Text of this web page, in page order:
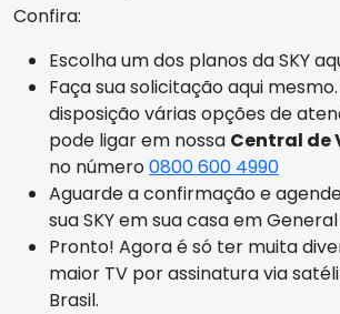
Confira:
Escolha um dos planos da SKY
Faça sua solicitação aqui
disposição várias opções de
pode ligar em nossa Central de
no número0800 600 4990
Aguarde a confirmação e
sua SKY em sua casa em
Pronto! Agora é só ter muita
maior TV por assinatura via
Brasil.